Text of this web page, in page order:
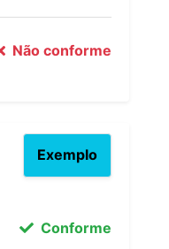
Não conforme
Exemplo
Conforme